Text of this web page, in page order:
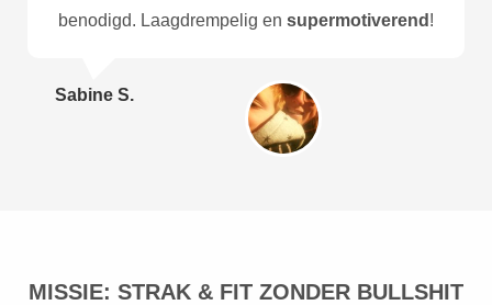
benodigd. Laagdrempelig en supermotiverend !
Sabine S.
MISSIE: STRAK & FIT ZONDER BULLSHIT